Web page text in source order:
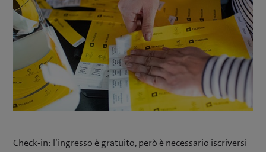
Check-in: l’ingresso è gratuito, però è necessario iscriversi